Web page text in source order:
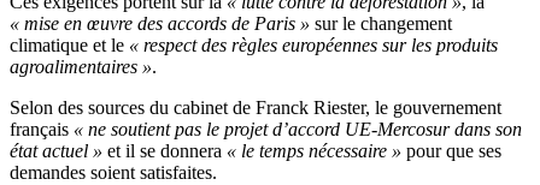
« mise en œuvre des accords de Paris » sur le changement
climatique et le « respect des règles européennes sur les produits
agroalimentaires ».
Selon des sources du cabinet de Franck Riester, le gouvernement
français « ne soutient pas le projet d’accord UE-Mercosur dans son
état actuel » et il se donnera « le temps nécessaire » pour que ses
demandes soient satisfaites.